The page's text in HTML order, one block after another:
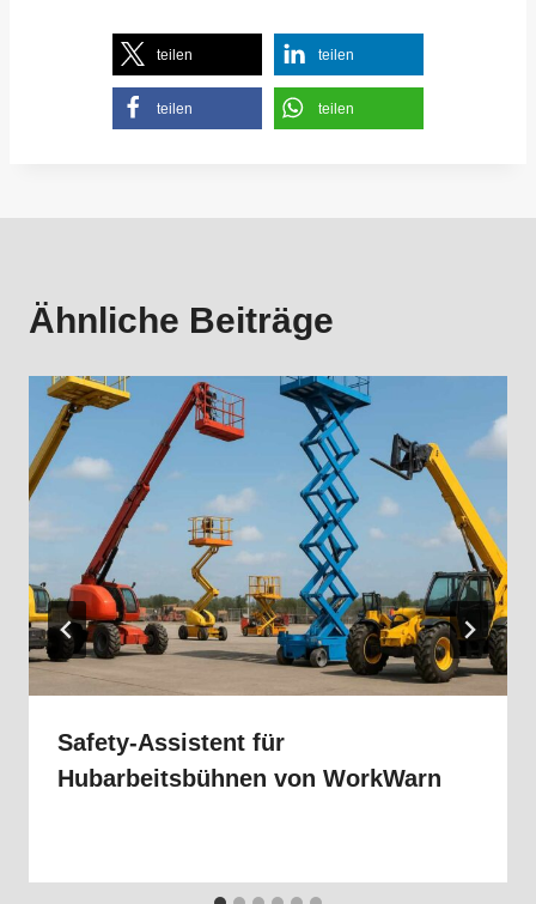
teilen teilen
teilen teilen
Ähnliche Beiträge
Safety-Assistent für
Hubarbeitsbühnen von WorkWarn